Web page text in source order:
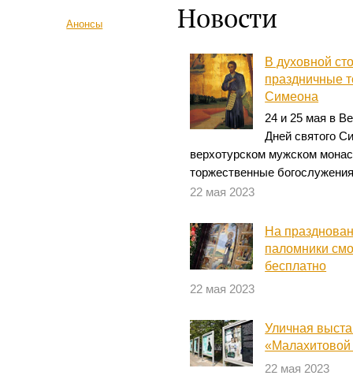
Анонсы Новости
В духовной
праздничные
Симеона
24 и 25 мая в
Дней святого
верхотурском мужском
торжественные
22 мая 2023
На
паломники
бесплатно
22 мая 2023
Уличная
«Малахитовой
22 мая 2023